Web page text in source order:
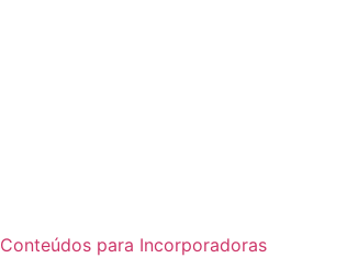
Conteúdos para Incorporadoras